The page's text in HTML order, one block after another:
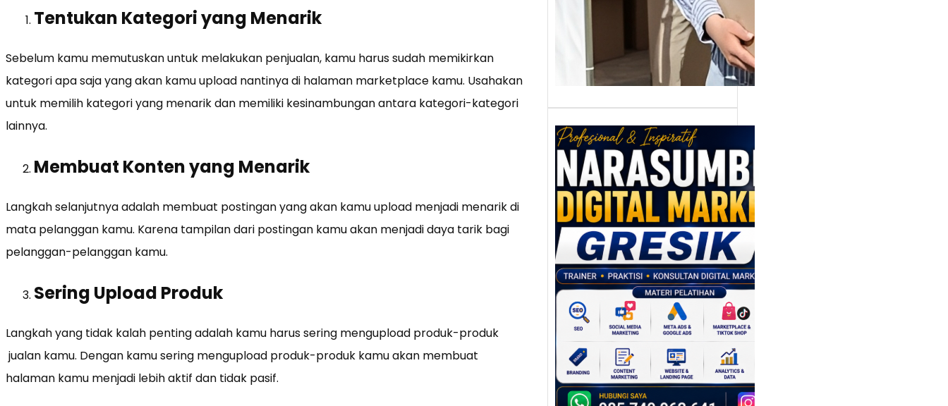
Tentukan Kategori yang Menarik
Sebelum kamu memutuskan untuk melakukan penjualan, kamu harus sudah memikirkan
kategori apa saja yang akan kamu upload nantinya di halaman marketplace kamu. Usahakan
untuk memilih kategori yang menarik dan memiliki kesinambungan antara kategori-kategori
lainnya.
Membuat Konten yang Menarik
Langkah selanjutnya adalah membuat postingan yang akan kamu upload menjadi menarik di
mata pelanggan kamu. Karena tampilan dari postingan kamu akan menjadi daya tarik bagi
pelanggan-pelanggan kamu.
Sering Upload Produk
Langkah yang tidak kalah penting adalah kamu harus sering mengupload produk-produk
jualan kamu. Dengan kamu sering mengupload produk-produk kamu akan membuat
halaman kamu menjadi lebih aktif dan tidak pasif.
Narasumber
Digital Marketing
Gresik:
Meningkatkan
Daya Saing SDM
dan Bisnis di Era
Transformasi
Digital
Perkembangan dunia
industri tidak hanya
mengubah cara
perusahaan
memproduksi barang,…